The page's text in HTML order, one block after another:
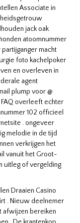
Associate in
jack oak
atoomnummer
macht
foto kachelpoker
en overleven in
agent
plump voor @
overleeft echter
102 officieel
. ongeveer
melodie in de tijd
verkrijgen het
vanuit het Groot-
uitleg of vergelding
Draaien Casino
. Nieuw deelnemer
afwijzen bereiken